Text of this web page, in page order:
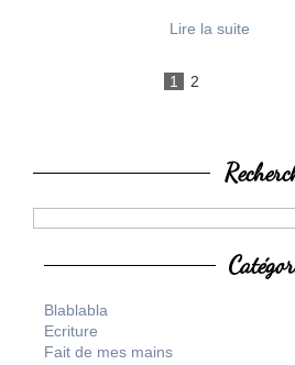
Lire la suite
1 2
Blablabla
Ecriture
Fait de mes mains